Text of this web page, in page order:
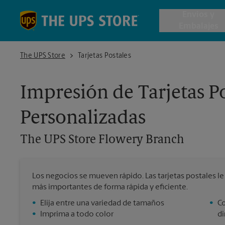
Cajas de
Todos
The UPS Store
The UPS Store Flowery Branch
Tarjetas Postales
Impresión de Tarjetas
Personalizadas
The UPS Store Flowery Branch
Los negocios se mueven rápido. Las tarjetas postales
más importantes de forma rápida y eficiente.
•
Elija entre una variedad de tamaños
•
Imprima a todo color
•